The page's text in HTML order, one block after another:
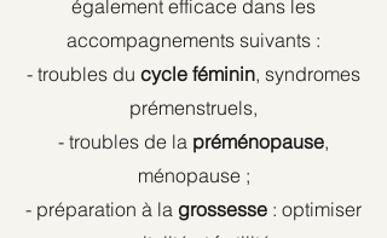
également efficace dans les
accompagnements suivants :
- troubles du cycle féminin, syndromes
prémenstruels,
- troubles de la préménopause,
ménopause ;
- préparation à la grossesse : optimiser